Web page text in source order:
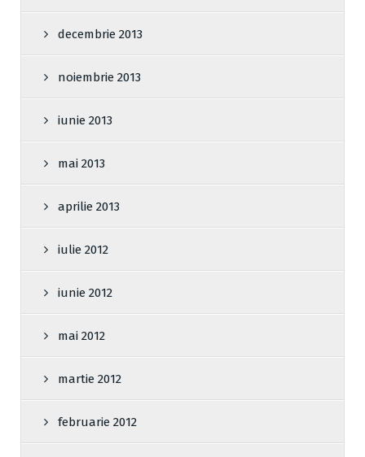
decembrie 2013
noiembrie 2013
iunie 2013
mai 2013
aprilie 2013
iulie 2012
iunie 2012
mai 2012
martie 2012
februarie 2012